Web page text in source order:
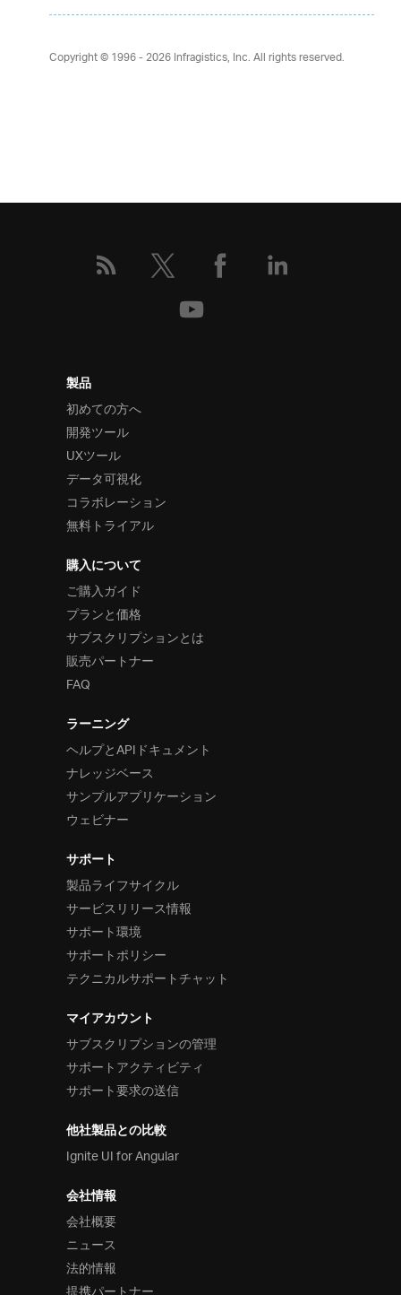
Copyright © 1996 - 2026Infragistics, Inc. All rights reserved.
製品
初めての方へ
開発ツール
UXツール
データ可視化
コラボレーション
無料トライアル
購入について
ご購入ガイド
プランと価格
サブスクリプションとは
販売パートナー
FAQ
ラーニング
ヘルプとAPIドキュメント
ナレッジベース
サンプルアプリケーション
ウェビナー
サポート
製品ライフサイクル
サービスリリース情報
サポート環境
サポートポリシー
テクニカルサポートチャット
マイアカウント
サブスクリプションの管理
サポートアクティビティ
サポート要求の送信
他社製品との比較
Ignite UI for Angular
会社情報
会社概要
ニュース
法的情報